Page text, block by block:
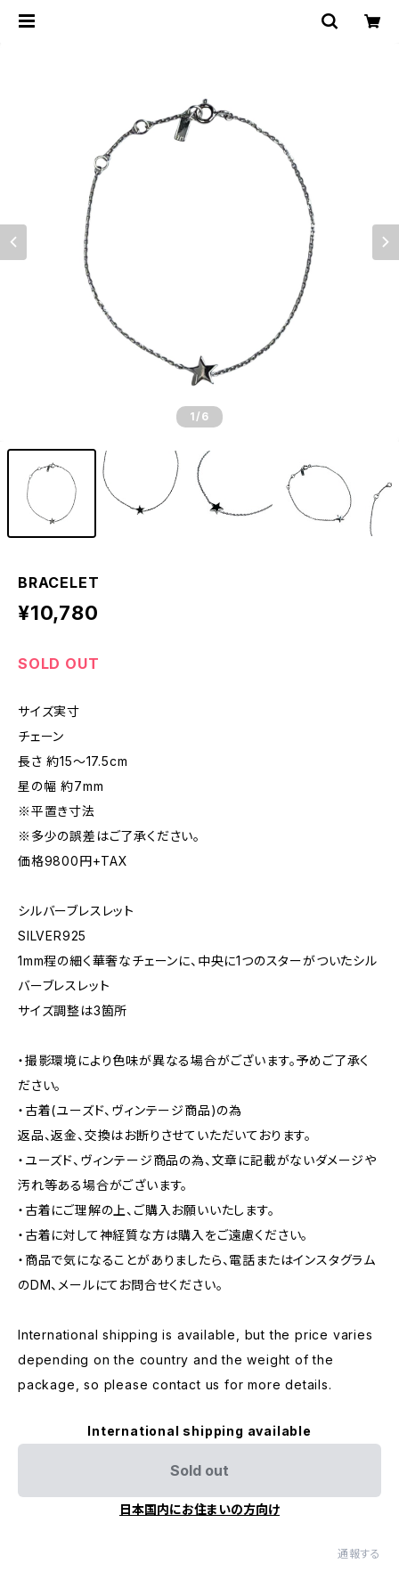
1 /6
BRACELET
¥10,780
SOLD OUT
サイズ実寸
チェーン
長さ 約15〜17.5cm
星の幅 約7mm
※平置き寸法
※多少の誤差はご了承ください。
価格9800円+TAX
シルバーブレスレット
SILVER925
1mm程の細く華奢なチェーンに、中央に1つのスターがついたシル
バーブレスレット
サイズ調整は3箇所
・撮影環境により色味が異なる場合がございます。予めご了承く
ださい。
・古着(ユーズド、ヴィンテージ商品)の為
返品、返金、交換はお断りさせていただいております。
・ユーズド、ヴィンテージ商品の為、文章に記載がないダメージや
汚れ等ある場合がございます。
・古着にご理解の上、ご購入お願いいたします。
・古着に対して神経質な方は購入をご遠慮ください。
・商品で気になることがありましたら、電話またはインスタグラム
のDM、メールにてお問合せください。
International shipping is available, but the price varies
depending on the country and the weight of the
package, so please contact us for more details.
International shipping available
Sold out
日本国内にお住まいの方向け
通報する